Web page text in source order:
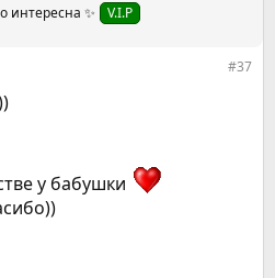
интересна ✨ V.I.P
#37
у бабушки